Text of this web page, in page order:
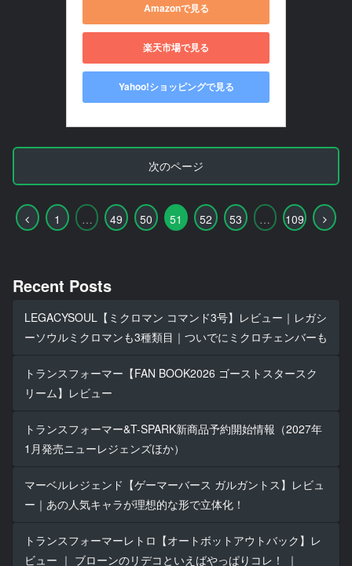
Amazonで見る
楽天市場で見る
Yahoo!ショッピングで見る
次のページ
前
1 … 49 50 51 52 53 … 109
次
Recent Posts
LEGACYSOUL【ミクロマン コマンド3号】レビュー｜レガシ
ーソウルミクロマンも3種類目｜ついでにミクロチェンバーも
トランスフォーマー【FAN BOOK2026 ゴーストスタースク
リーム】レビュー
トランスフォーマー&T-SPARK新商品予約開始情報（2027年
1月発売ニューレジェンズほか）
マーベルレジェンド【ゲーマーバース ガルガントス】レビュ
ー｜あの人気キャラが理想的な形で立体化！
トランスフォーマーレトロ【オートボットアウトバック】レ
ビュー ｜ ブローンのリデコといえばやっぱりコレ！ ｜